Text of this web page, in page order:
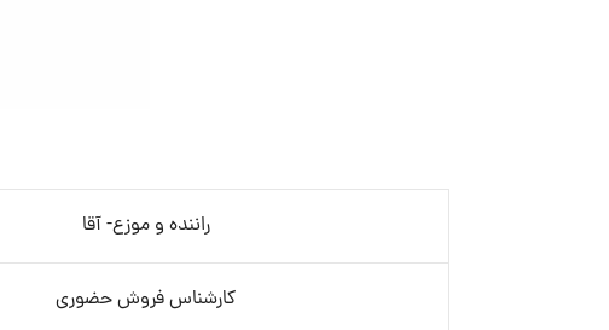
راننده و موزع- آقا
کارشناس فروش حضوری